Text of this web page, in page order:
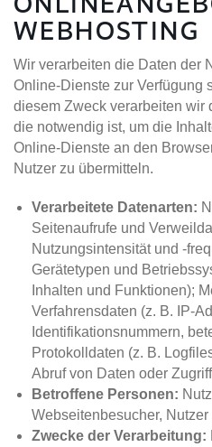
ASSOCIATED
OUR
OVERVIEW
HOTEL
OFFICE
LAND DEVELOPMENT
RENTAL
CAREER
DE EN
WEBHOSTING
Wir verarbeiten die Daten der
Online-Dienste zur Verfügung
diesem Zweck verarbeiten wir
die notwendig ist, um die
Online-Dienste an den
Nutzer zu übermitteln.
Verarbeitete Datenarten:
Seitenaufrufe und
Nutzungsintensität und -
Gerätetypen und
Inhalten und Funktionen);
Verfahrensdaten (z. B. IP-
Identifikationsnummern,
Protokolldaten (z. B.
Abruf von Daten oder
Betroffene Personen:
Webseitenbesucher,
Zwecke der Verarbeitung: